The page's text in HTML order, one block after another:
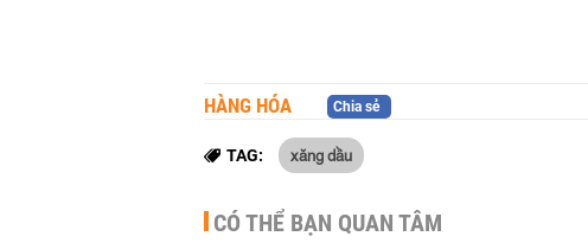
HÀNG HÓA Chia sẻ
TAG: xăng dầu
CÓ THỂ BẠN QUAN TÂM